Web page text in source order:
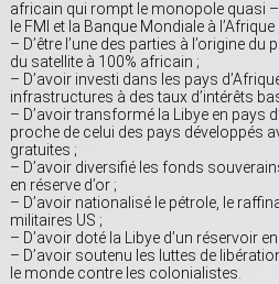
africain qui rompt le monopole quasi
le FMI et la Banque Mondiale à l’Afrique ;
– D’être l’une des parties à l’origine
du satellite à 100% africain ;
– D’avoir investi dans les pays
infrastructures à des taux d’intérêts
– D’avoir transformé la Libye en pays
proche de celui des pays développés
gratuites ;
– D’avoir diversifié les fonds
en réserve d’or ;
– D’avoir nationalisé le pétrole, le
militaires US ;
– D’avoir doté la Libye d’un réservoir
– D’avoir soutenu les luttes de
le monde contre les colonialistes.